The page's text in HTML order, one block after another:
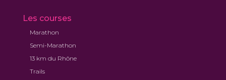
Les courses
Marathon
Semi-Marathon
13 km du Rhône
Trails